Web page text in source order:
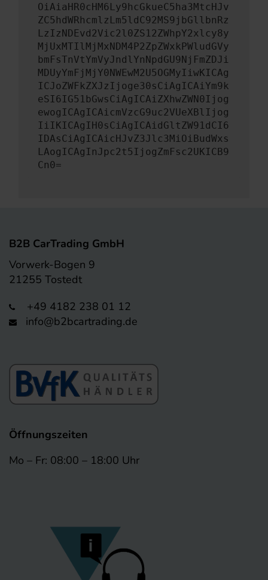
OiAiaHR0cHM6Ly9hcGkueC5ha3MtcHJv
ZC5hdWRhcmlzLm5ldC92MS9jbGllbnRz
LzIzNDEvd2Vic2l0ZS12ZWhpY2xlcy8y
MjUxMTIlMjMxNDM4P2ZpZWxkPWludGVy
bmFsTnVtYmVyJndlYnNpdGU9NjFmZDJi
MDUyYmFjMjY0NWEwM2U5OGMyIiwKICAg
ICJoZWFkZXJzIjoge30sCiAgICAiYm9k
eSI6IG51bGwsCiAgICAiZXhwZWN0Ijog
ewogICAgICAicmVzcG9uc2VUeXBlIjog
IiIKICAgIH0sCiAgICAidGltZW91dCI6
IDAsCiAgICAicHJvZ3Jlc3MiOiBudWxs
LAogICAgInJpc2t5IjogZmFsc2UKICB9
Cn0=
B2B CarTrading GmbH
Vorwerk-Bogen 9
21255 Tostedt
+49 4182 238 01 12
info@b2bcartrading.de
Öffnungszeiten
Mo – Fr: 08:00 – 18:00 Uhr